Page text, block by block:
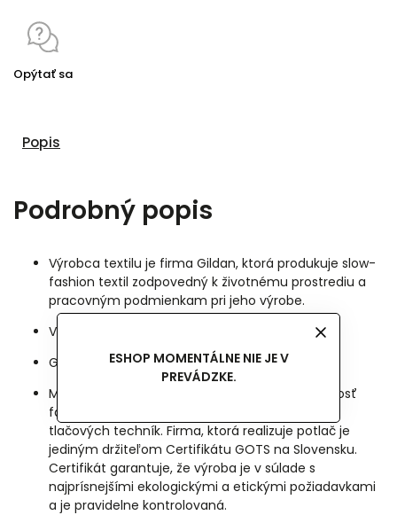
ESHOP MOMENTÁLNE NIE JE V
PREVÁDZKE.
Opýtať sa
Popis
Podrobný popis
Výrobca textilu je firma Gildan, ktorá produkuje slow-
fashion textil zodpovedný k životnému prostrediu a
pracovným podmienkam pri jeho výrobe.
Vyrobené zo 100% bavlny.
Gramáž: 153 g/m2.
Motívy sú tlačené sieťotlačou. Má výbornú stálosť
farieb a je najtrvácnejšia spomedzi všetkých
tlačových techník. Firma, ktorá realizuje potlač je
jediným držiteľom Certifikátu GOTS na Slovensku.
Certifikát garantuje, že výroba je v súlade s
najprísnejšími ekologickými a etickými požiadavkami
a je pravidelne kontrolovaná.